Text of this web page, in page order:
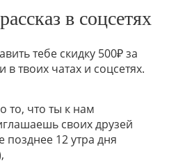
в соцсетях
тебе скидку 500₽ за
твоих чатах и соцсетях.
то, что ты к нам
своих друзей
позднее 12 утра дня